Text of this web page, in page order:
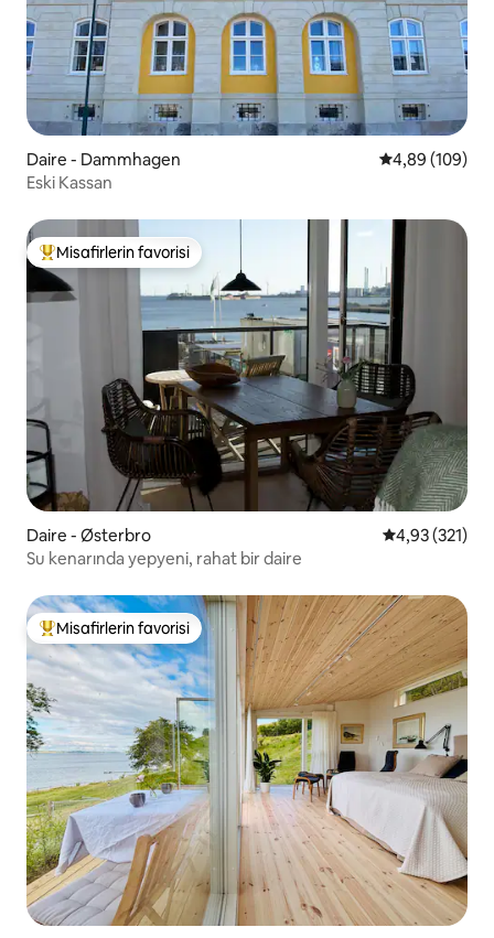
Daire - Dammhagen 5 üzerinden
4,89 (109)
Eski Kassan
Misafirlerin favorilerinden en beğenilenler arasında
Misafirlerin favorisi
Daire - Østerbro 5 üzerinden
4,93 (321)
Su kenarında yepyeni, rahat bir daire
Misafirlerin favorilerinden en beğenilenler arasında
Misafirlerin favorisi